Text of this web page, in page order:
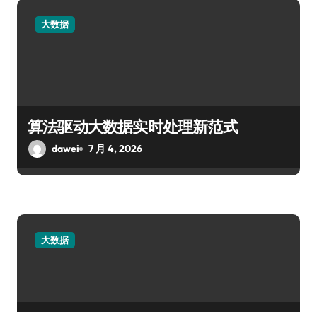
大数据
算法驱动大数据实时处理新范式
dawei 7 月 4, 2026
大数据